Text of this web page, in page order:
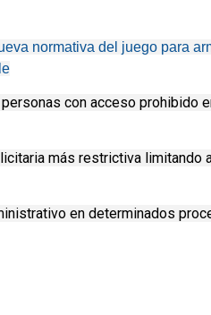
normativa del juego para
con acceso prohibido
más restrictiva limitando
en determinados